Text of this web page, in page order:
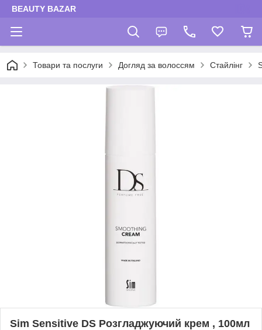
BEAUTY BAZAR
Товари та послуги Догляд за волоссям Стайлінг
Sim Sensitive DS Розгладжуючий крем , 100мл